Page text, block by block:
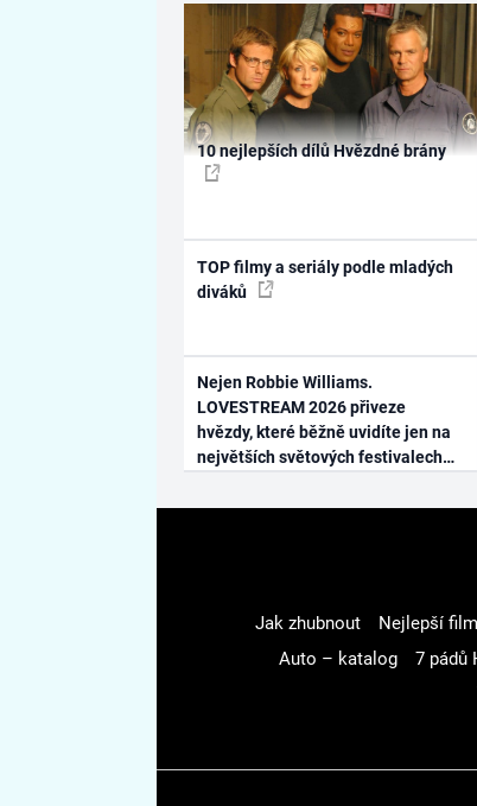
10 nejlepších dílů Hvězdné brány
TOP filmy a seriály podle mladých
diváků
Nejen Robbie Williams.
LOVESTREAM 2026 přiveze
hvězdy, které běžně uvidíte jen na
největších světových festivalech
Jak zhubnout Nejlepší
Auto – katalog
7 pádů